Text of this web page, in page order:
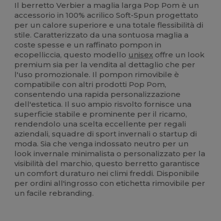
Il berretto Verbier a maglia larga Pop Pom è un
accessorio in 100% acrilico Soft-Spun progettato
per un calore superiore e una totale flessibilità di
stile. Caratterizzato da una sontuosa maglia a
coste spesse e un raffinato pompon in
ecopelliccia, questo modello unisex offre un look
premium sia per la vendita al dettaglio che per
l'uso promozionale. Il pompon rimovibile è
compatibile con altri prodotti Pop Pom,
consentendo una rapida personalizzazione
dell'estetica. Il suo ampio risvolto fornisce una
superficie stabile e prominente per il ricamo,
rendendolo una scelta eccellente per regali
aziendali, squadre di sport invernali o startup di
moda. Sia che venga indossato neutro per un
look invernale minimalista o personalizzato per la
visibilità del marchio, questo berretto garantisce
un comfort duraturo nei climi freddi. Disponibile
per ordini all'ingrosso con etichetta rimovibile per
un facile rebranding.